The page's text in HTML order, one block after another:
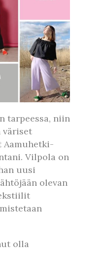
tarpeessa, niin
väriset
Vilpola on
uusi
olevan
olla